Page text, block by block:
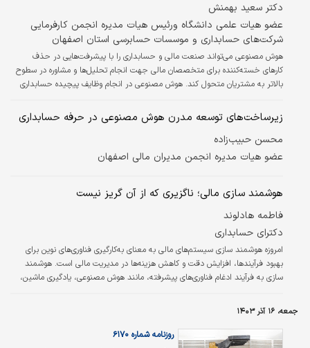
دکتر سعید بهمنش
عضو هیات علمی دانشگاه ورئیس هیات مدیره انجمن کارفرمایی
شرکت‌های حسابداری و موسسات حسابرسی استان اصفهان
هوش مصنوعی می‌تواند صنعت مالی و حسابداری را با پیشرفت‌هایی در حذف
کارهای خسته‌کننده برای متخصصان مالی جهت انجام تحلیل‌ها و مشاوره در سطوح
بالاتر به مشتریان متحول کند. هوش مصنوعی در انجام وظایف پیچیده حسابداری
محبوبیت بیشتری پیدا می‌کند. یکی از مهم‌ترین چالش‌های حسابداران، حجم انبوه
تراکنش‌هایی است که مشتریان باید با فضای B۲B با صدها و هزاران مشتری و
میلیون‌ها فاکتور بر اساس هر تراکنش سروکار داشته باشند، بنابراین…
زیرساخت‌های توسعه مدرن هوش مصنوعی در حرفه حسابداری
محسن حبیب‌زاده
عضو هیات مدیره انجمن مدیران مالی اصفهان
هوشمند سازی مالی؛ ناگزیری که از آن گریز نیست
فاطمه هادلوند
دکترای حسابداری
امروزه هوشمند سازی سیستم‌های مالی به معنای به‌کارگیری فناوری‌های نوین برای
بهبود فرآیندها، افزایش دقت و کاهش هزینه‌ها در مدیریت مالی است. هوشمند
سازی به فرآیند ادغام فناوری‌های پیشرفته، مانند هوش مصنوعی، یادگیری ماشین،
فرآیند، بهینه‌سازی تصمیم‌گیری، افزایش کارایی و بهبود پاسخگویی به تغییرات
محیطی است. در این راستا لازم است تا فناوری‌های کلیدی در هوشمند سازی مالی را
شناخته تا بتوانیم از آن استفاده کنیم. ازجمله…
جمعه، ۱۶ آذر ۱۴۰۳
روزنامه شماره ۶۱۷۰